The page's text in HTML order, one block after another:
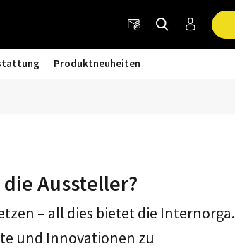
Produktneuheiten
Aussteller?
– all dies bietet die Internorga.
und Innovationen zu